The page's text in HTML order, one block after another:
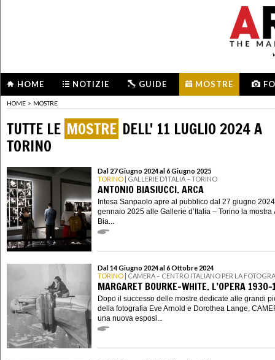
HOME NOTIZIE GUIDE MOSTRE
HOME > MOSTRE
TUTTE LE MOSTRE DELL' 11 LUGLIO 2024 A
TORINO
Dal 27 Giugno 2024 al 6 Giugno 2025
TORINO | GALLERIE D’ITALIA – TORINO
ANTONIO BIASIUCCI. ARCA
Intesa Sanpaolo apre al pubblico dal 27 giugno
gennaio 2025 alle Gallerie d’Italia – Torino la mostra
Bia...
Dal 14 Giugno 2024 al 6 Ottobre 2024
TORINO | CAMERA – CENTRO ITALIANO PER LA
MARGARET BOURKE-WHITE. L’OPERA
Dopo il successo delle mostre dedicate alle grandi
della fotografia Eve Arnold e Dorothea Lange,
una nuova esposi...